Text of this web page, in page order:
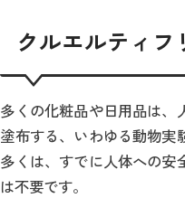
クルエルティ
多くの化粧品や日用品は、
塗布する、いわゆる動物実
多くは、すでに人体への安
は不要です。